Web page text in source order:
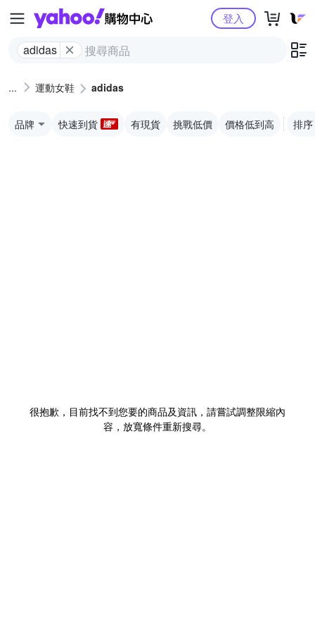
Yahoo購物中心
adidas
登入
運動女鞋 adidas
品牌 快速到貨 有現貨 挑戰低價 價格低到高 排序
很抱歉，目前找不到您要的商品及資訊，請嘗試調整限縮內
容，放寬條件重新搜尋。